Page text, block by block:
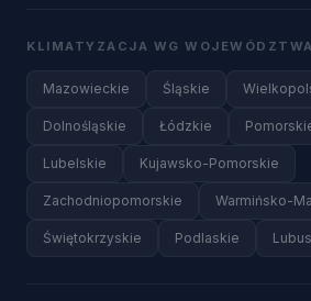
KLIMATYZACJA WG WOJEWÓDZTWA
Mazowieckie Śląskie
Dolnośląskie Łódzkie
Lubelskie Kujawsko-Pomorskie
Zachodniopomorskie Warmińsko-
Świętokrzyskie Podlaskie